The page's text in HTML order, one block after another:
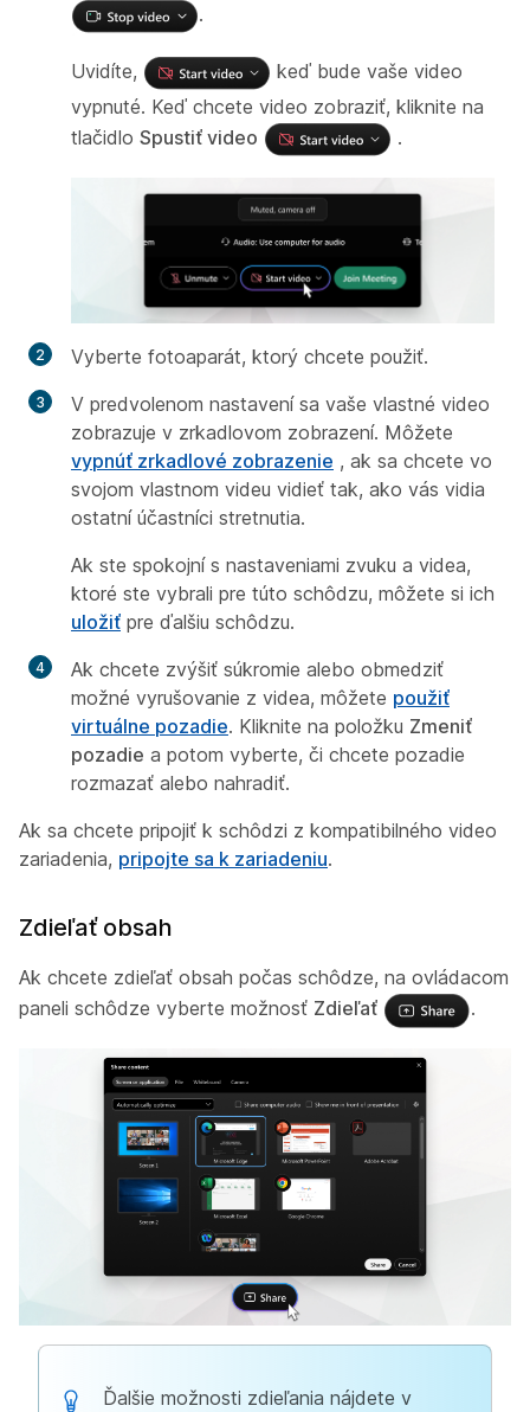
.
Uvidíte,
keď bude vaše video
vypnuté. Keď chcete video zobraziť, kliknite na
tlačidlo Spustiť video .
Vyberte fotoaparát, ktorý chcete použiť.
V predvolenom nastavení sa vaše vlastné video
zobrazuje v zrkadlovom zobrazení. Môžete
vypnúť zrkadlové zobrazenie , ak sa chcete vo
svojom vlastnom videu vidieť tak, ako vás vidia
ostatní účastníci stretnutia.
Ak ste spokojní s nastaveniami zvuku a videa,
ktoré ste vybrali pre túto schôdzu, môžete si ich
uložiť pre ďalšiu schôdzu.
Ak chcete zvýšiť súkromie alebo obmedziť
možné vyrušovanie z videa, môžete použiť
virtuálne pozadie. Kliknite na položku Zmeniť
pozadie a potom vyberte, či chcete pozadie
rozmazať alebo nahradiť.
Ak sa chcete pripojiť k schôdzi z kompatibilného video
zariadenia, pripojte sa k zariadeniu.
Zdieľať obsah
Ak chcete zdieľať obsah počas schôdze, na ovládacom
paneli schôdze vyberte možnosť Zdieľať .
Ďalšie možnosti zdieľania nájdete v